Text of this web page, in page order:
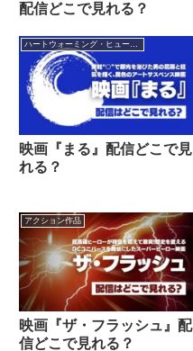
配信どこで見れる？
映画『まる』配信どこで見
れる？
アクション作品
映画『ザ・フラッシュ』配
信どこで見れる？